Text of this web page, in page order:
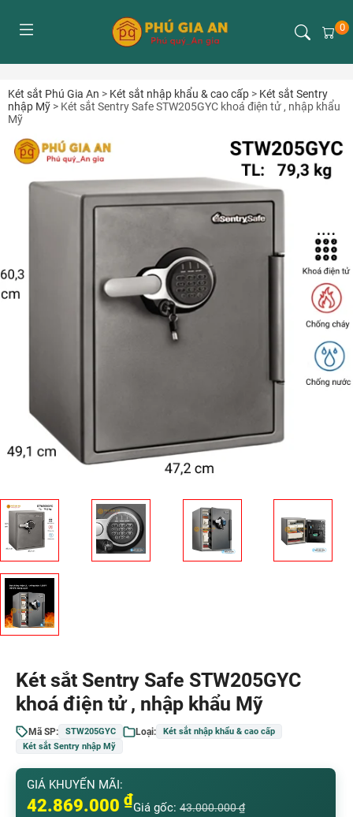
0
Két sắt Phú Gia An > Két sắt nhập khẩu & cao cấp > Két sắt Sentry
nhập Mỹ > Két sắt Sentry Safe STW205GYC khoá điện tử , nhập khẩu
Mỹ
Két sắt Sentry Safe STW205GYC
khoá điện tử , nhập khẩu Mỹ
Mã SP: STW205GYC Loại:
Két sắt nhập khẩu & cao cấp
Két sắt Sentry nhập Mỹ
GIÁ KHUYẾN MÃI:
42.869.000 ₫Giá gốc: 43.000.000₫